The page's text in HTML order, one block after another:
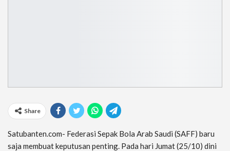
Share
Satubanten.com- Federasi Sepak Bola Arab Saudi (SAFF) baru
saja membuat keputusan penting. Pada hari Jumat (25/10) dini